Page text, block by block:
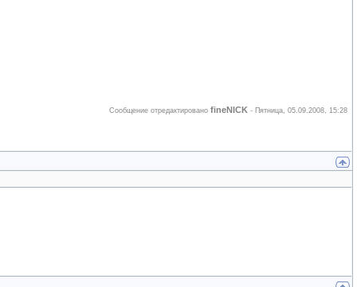
Сообщение отредактировано fineNICK - Пятница, 05.09.2008, 15:28